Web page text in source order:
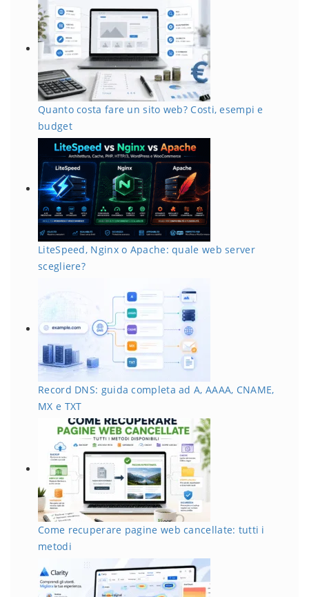
Quanto costa fare un sito web? Costi, esempi e
budget
LiteSpeed, Nginx o Apache: quale web server
scegliere?
Record DNS: guida completa ad A, AAAA, CNAME,
MX e TXT
Come recuperare pagine web cancellate: tutti i
metodi